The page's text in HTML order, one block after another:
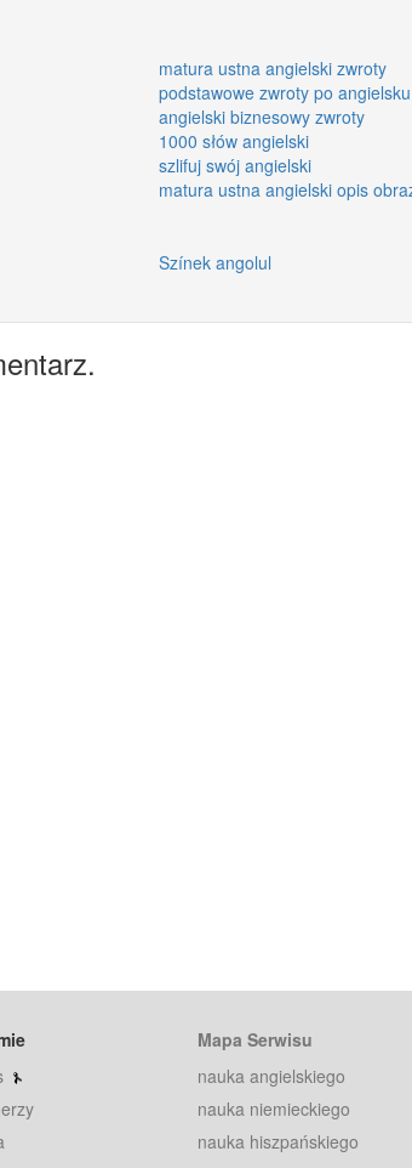
matura ustna angielski zwroty
podstawowe zwroty po angielsku
angielski biznesowy zwroty
1000 słów angielski
szlifuj swój angielski
matura ustna angielski opis
Színek angolul
Mapa Serwisu
nauka angielskiego
nauka niemieckiego
nauka hiszpańskiego